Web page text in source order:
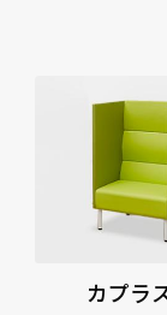
カプラ